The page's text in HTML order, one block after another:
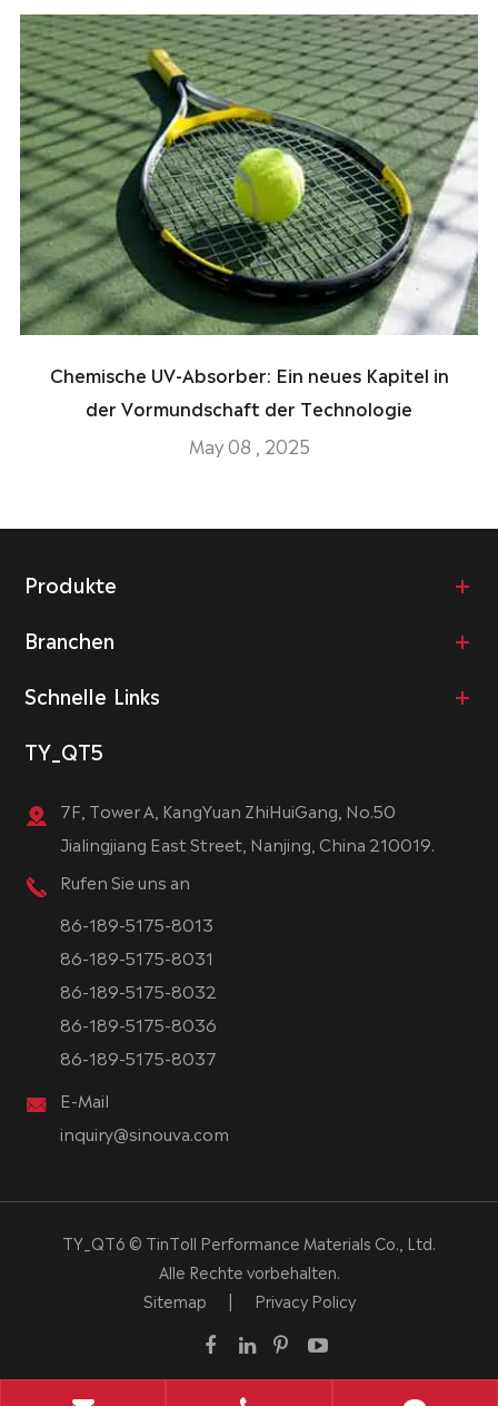
Chemische UV-Absorber: Ein neues Kapitel in
der Vormundschaft der Technologie
May 08 , 2025
Produkte
Branchen
Schnelle Links
TY_QT5
7F, Tower A, KangYuan ZhiHuiGang, No.50
Jialingjiang East Street, Nanjing, China 210019.
Rufen Sie uns an
86-189-5175-8013
86-189-5175-8031
86-189-5175-8032
86-189-5175-8036
86-189-5175-8037
E-Mail
inquiry@sinouva.com
TY_QT6 © TinToll Performance Materials Co., Ltd.
Alle Rechte vorbehalten.
Sitemap
| Privacy Policy